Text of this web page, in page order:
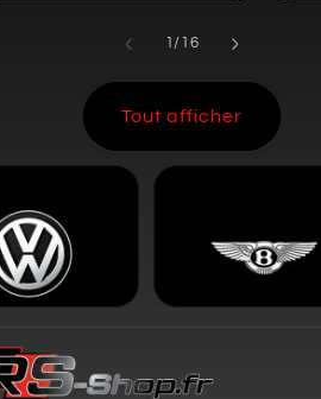
1 /de
16
Tout afficher